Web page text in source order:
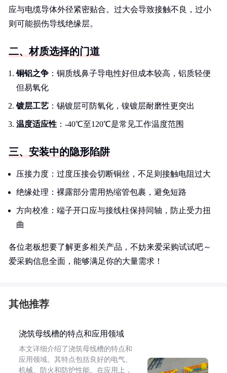
应与电缆导体外径紧密贴合。过大会导致接触不良，过小
则可能损伤导线绝缘层。
二、材质选择的门道
铜铝之争 ：铜质线鼻子导电性好但成本较高，铝质轻便
但易氧化
镀层工艺 ：锡镀层可防氧化，镍镀层耐磨性更突出
温度适应性 ：-40℃至120℃是常见工作温度范围
三、安装中的隐形陷阱
压接力度：过度压接会切断铜丝，不足则接触电阻过大
绝缘处理：裸露部分需用热缩管包裹，避免短路
方向校准：端子开口应与接线柱保持同轴，防止受力扭
曲
各位老板想要了解更多相关产品，不妨来爱采购试试吧～
爱采购信息全面，能够满足你的大量需求！
其他推荐
浇筑母线槽的特点和应用领域
本文详细介绍了浇筑母线槽的特点和
应用领域。其特点包括良好的电气、
机械、防火和防护性能。在应用上，